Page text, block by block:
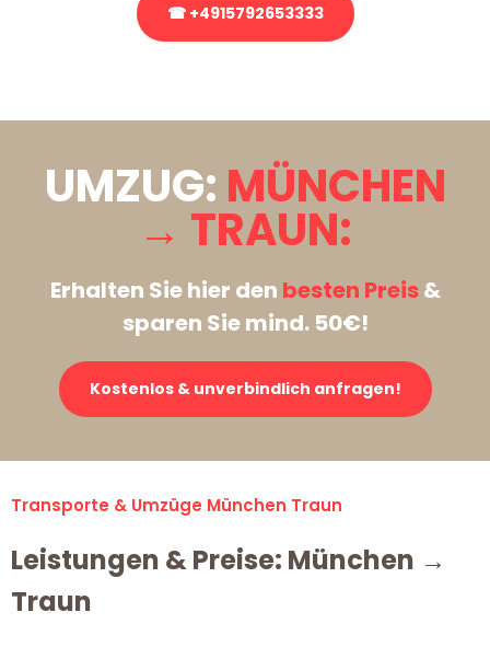
☎ +4915792653333
UMZUG: MÜNCHEN
→ TRAUN:
Erhalten Sie hier den besten Preis&
sparen Sie mind. 50€!
Kostenlos & unverbindlich anfragen!
Transporte & Umzüge München Traun
Leistungen & Preise: München →
Traun